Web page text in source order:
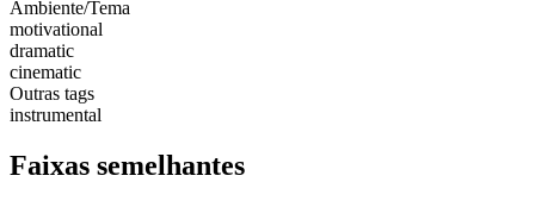
Ambiente/Tema
motivational
dramatic
cinematic
Outras tags
instrumental
Faixas semelhantes